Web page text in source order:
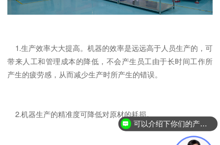
1.生产效率大大提高。机器的效率是远远高于人员生产的，可
带来人工和管理成本的降低，不会产生员工由于长时间工作所
产生的疲劳感，从而减少生产时所产生的错误。
2.机器生产的精准度可降低对原材的耗损。
可以介绍下你们的产品么？
你们是怎么收费的呢？